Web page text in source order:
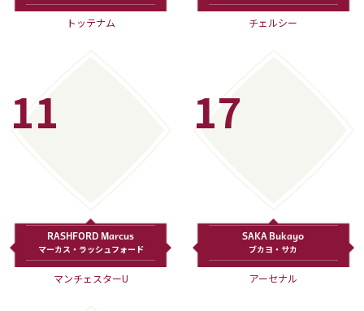
トッテナム チェルシー
11
RASHFORD Marcus
マーカス・ラッシュフォード
マンチェスターU
17
SAKA Bukayo
ブカヨ・サカ
アーセナル